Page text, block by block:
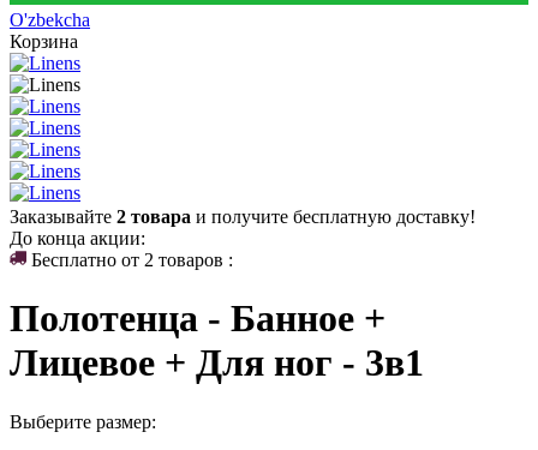
O'zbekcha
Корзина
Заказывайте 2 товара и получите бесплатную доставку!
До конца акции:
Бесплатно от 2 товаров :
Полотенца - Банное +
Лицевое + Для ног - 3в1
Выберите размер: